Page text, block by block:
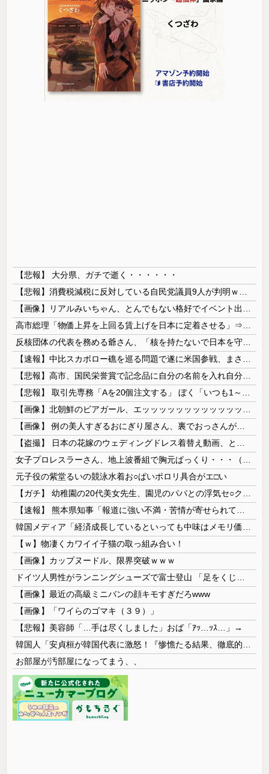
【悲報】 大分県、ガチで逝く・・・・・・
元子役の紫堂るいの競泳水着お○ぱいポロリ具合がエ□い
【ｗ】物凄くカワイイ子猫の取っ組み合い！
【画像】カップヌードル、限界突破ｗｗｗ
【画像】最近の高級ミニバンの顔キモすぎだろwww
【画像】「ワイらのゴマキ（３９）」
【悲報】美容師「…手は尽くしました」おば「ｱｯ…ｯｽ…」→
お部屋が汚部屋になってまう、、